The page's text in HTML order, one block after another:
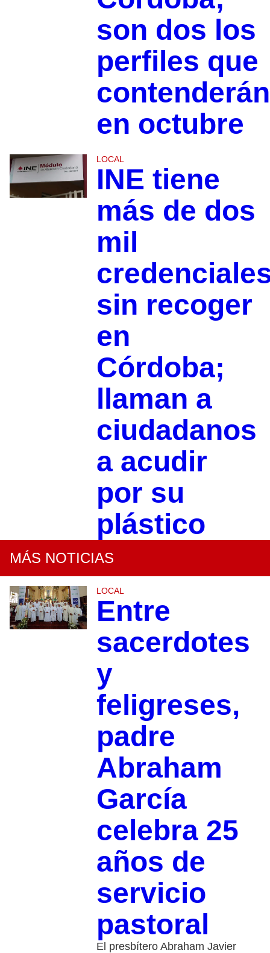
son dos los
perfiles que
contenderán
en octubre
LOCAL
INE tiene
más de dos
mil
sin recoger
en
Córdoba;
llaman a
ciudadanos
a acudir
por su
plástico
MÁS NOTICIAS
LOCAL
Entre
sacerdotes
y
feligreses,
padre
Abraham
García
celebra 25
años de
servicio
pastoral
El presbítero Abraham Javier